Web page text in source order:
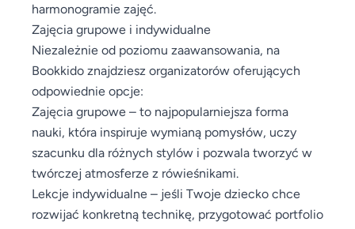
harmonogramie zajęć.
Zajęcia grupowe i indywidualne
Niezależnie od poziomu zaawansowania, na
Bookkido znajdziesz organizatorów oferujących
odpowiednie opcje:
Zajęcia grupowe – to najpopularniejsza forma
nauki, która inspiruje wymianą pomysłów, uczy
szacunku dla różnych stylów i pozwala tworzyć w
twórczej atmosferze z rówieśnikami.
Lekcje indywidualne – jeśli Twoje dziecko chce
rozwijać konkretną technikę, przygotować portfolio